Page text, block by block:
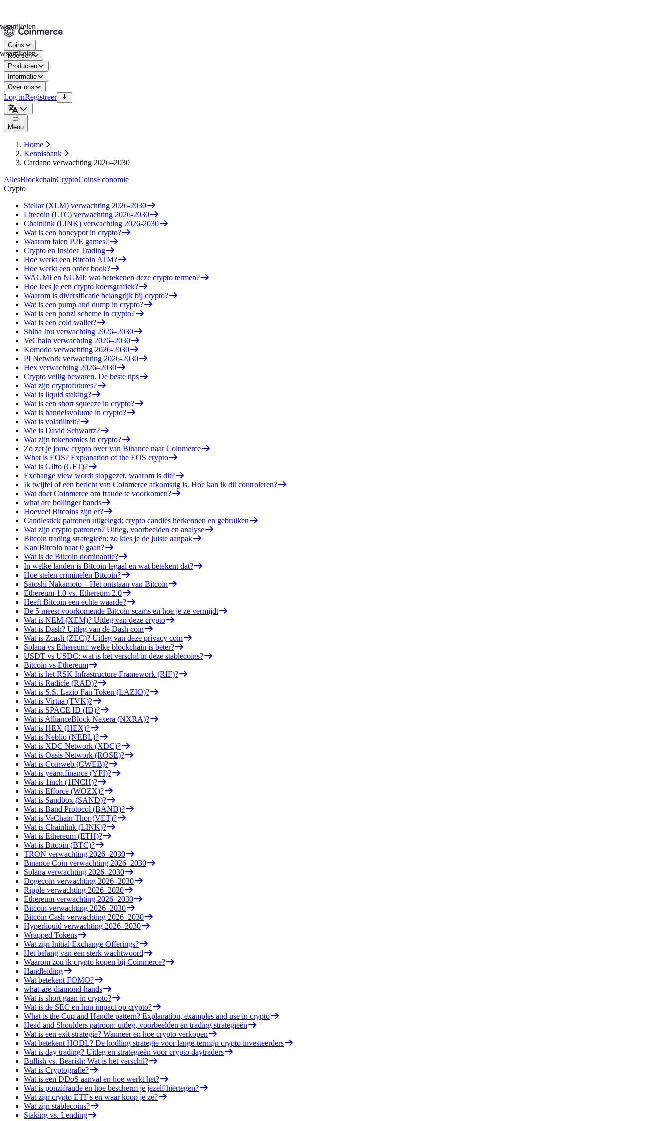
Coins
Koersen
Producten
Informatie
Over ons
Log inRegistreer
Menu
Home
Kennisbank
Cardano verwachting 2026–2030
AllesBlockchainCryptoCoinsEconomie
Crypto
Stellar (XLM) verwachting 2026-2030
Litecoin (LTC) verwachting 2026-2030
Chainlink (LINK) verwachting 2026-2030
Wat is een honeypot in crypto?
Waarom falen P2E games?
Crypto en Insider Trading
Hoe werkt een Bitcoin ATM?
Hoe werkt een order book?
WAGMI en NGMI: wat betekenen deze crypto termen?
Hoe lees je een crypto koersgrafiek?
Waarom is diversificatie belangrijk bij crypto?
Wat is een pump and dump in crypto?
Wat is een ponzi scheme in crypto?
Wat is een cold wallet?
Shiba Inu verwachting 2026–2030
VeChain verwachting 2026–2030
Komodo verwachting 2026-2030
PI Network verwachting 2026-2030
Hex verwachting 2026–2030
Crypto veilig bewaren. De beste tips
Wat zijn cryptofutures?
Wat is liquid staking?
Wat is een short squeeze in crypto?
Wat is handelsvolume in crypto?
Wat is volatiliteit?
Wie is David Schwartz?
Wat zijn tokenomics in crypto?
Zo zet je jouw crypto over van Binance naar Coinmerce
What is EOS? Explanation of the EOS crypto
Wat is Gifto (GFT)?
Exchange view wordt stopgezet, waarom is dit?
Ik twijfel of een bericht van Coinmerce afkomstig is. Hoe kan ik dit controleren?
Wat doet Coinmerce om fraude te voorkomen?
what are bollinger bands
Hoeveel Bitcoins zijn er?
Candlestick patronen uitgelegd: crypto candles herkennen en gebruiken
Wat zijn crypto patronen? Uitleg, voorbeelden en analyse
Bitcoin trading strategieën: zo kies je de juiste aanpak
Kan Bitcoin naar 0 gaan?
Wat is de Bitcoin dominantie?
In welke landen is Bitcoin legaal en wat betekent dat?
Hoe stelen criminelen Bitcoin?
Satoshi Nakamoto – Het ontstaan van Bitcoin
Ethereum 1.0 vs. Ethereum 2.0
Heeft Bitcoin een echte waarde?
De 5 meest voorkomende Bitcoin scams en hoe je ze vermijdt
Wat is NEM (XEM)? Uitleg van deze crypto
Wat is Dash? Uitleg van de Dash coin
Wat is Zcash (ZEC)? Uitleg van deze privacy coin
Solana vs Ethereum: welke blockchain is beter?
USDT vs USDC: wat is het verschil in deze stablecoins?
Bitcoin vs Ethereum
Wat is het RSK Infrastructure Framework (RIF)?
Wat is Radicle (RAD)?
Wat is S.S. Lazio Fan Token (LAZIO)?
Wat is Virtua (TVK)?
Wat is SPACE ID (ID)?
Wat is AllianceBlock Nexera (NXRA)?
Wat is HEX (HEX)?
Wat is Neblio (NEBL)?
Wat is XDC Network (XDC)?
Wat is Oasis Network (ROSE)?
Wat is Coinweb (CWEB)?
Wat is yearn.finance (YFI)?
Wat is 1inch (1INCH)?
Wat is Efforce (WOZX)?
Wat is Sandbox (SAND)?
Wat is Band Protocol (BAND)?
Wat is VeChain Thor (VET)?
Wat is Chainlink (LINK)?
Wat is Ethereum (ETH)?
Wat is Bitcoin (BTC)?
TRON verwachting 2026–2030
Binance Coin verwachting 2026–2030
Solana verwachting 2026–2030
Dogecoin verwachting 2026–2030
Ripple verwachting 2026–2030
Ethereum verwachting 2026–2030
Bitcoin verwachting 2026–2030
Bitcoin Cash verwachting 2026–2030
Hyperliquid verwachting 2026–2030
Wrapped Tokens
Wat zijn Initial Exchange Offerings?
Het belang van een sterk wachtwoord
Waarom zou ik crypto kopen bij Coinmerce?
Handleiding
Wat betekent FOMO?
what-are-diamond-hands
Wat is short gaan in crypto?
Wat is de SEC en hun impact op crypto?
What is the Cup and Handle pattern? Explanation, examples and use in crypto
Head and Shoulders patroon: uitleg, voorbeelden en trading strategieën
Wat is een exit strategie? Wanneer en hoe crypto verkopen
Wat betekent HODL? De hodling strategie voor lange-termijn crypto investeerders
Wat is day trading? Uitleg en strategieën voor crypto daytraders
Bullish vs. Bearish: Wat is het verschil?
Wat is Cryptografie?
Wat is een DDoS aanval en hoe werkt het?
Wat is ponzifraude en hoe bescherm je jezelf hiertegen?
Wat zijn crypto ETF's en waar koop je ze?
Wat zijn stablecoins?
Staking vs. Lending